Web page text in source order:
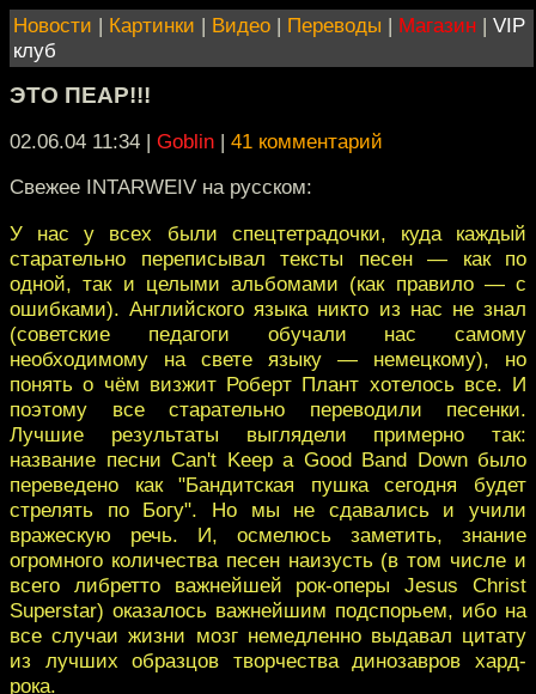
Новости | Картинки | Видео | Переводы | Магазин | VIP
клуб
ЭТО ПЕАР!!!
02.06.04 11:34 | Goblin | 41 комментарий
Свежее INTARWEIV на русском:
У нас у всех были спецтетрадочки, куда каждый
старательно переписывал тексты песен — как по
одной, так и целыми альбомами (как правило — с
ошибками). Английского языка никто из нас не знал
(советские педагоги обучали нас самому
необходимому на свете языку — немецкому), но
понять о чём визжит Роберт Плант хотелось все. И
поэтому все старательно переводили песенки.
Лучшие результаты выглядели примерно так:
название песни Can't Keep a Good Band Down было
переведено как "Бандитская пушка сегодня будет
стрелять по Богу". Но мы не сдавались и учили
вражескую речь. И, осмелюсь заметить, знание
огромного количества песен наизусть (в том числе и
всего либретто важнейшей рок-оперы Jesus Christ
Superstar) оказалось важнейшим подспорьем, ибо на
все случаи жизни мозг немедленно выдавал цитату
из лучших образцов творчества динозавров хард-
рока.